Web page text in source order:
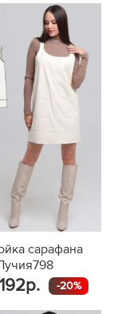
сарафана
192р. -20%